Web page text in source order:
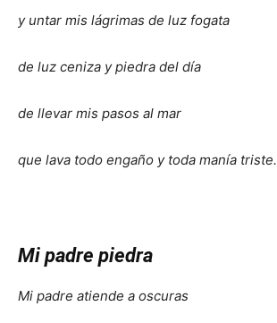
y untar mis lágrimas de luz fogata
de luz ceniza y piedra del día
de llevar mis pasos al mar
que lava todo engaño y toda manía triste.
Mi padre piedra
Mi padre atiende a oscuras